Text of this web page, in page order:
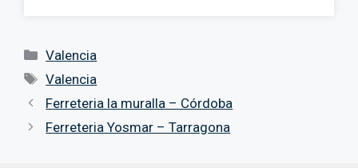
Categorías
Valencia
Etiquetas
Valencia
Ferreteria la muralla – Córdoba
Ferreteria Yosmar – Tarragona